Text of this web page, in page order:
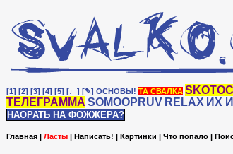
[1] [2] [3] [4] [5] [♩] [✎] ОСНОВЫ! ТА СВАЛКА
ТЕЛЕГРАММА SOMOOPRUV RELAX ИХ
НАОРАТЬ НА ФОЖЖЕРА?
Главная | Ласты | Написать! | Картинки | Что попало |